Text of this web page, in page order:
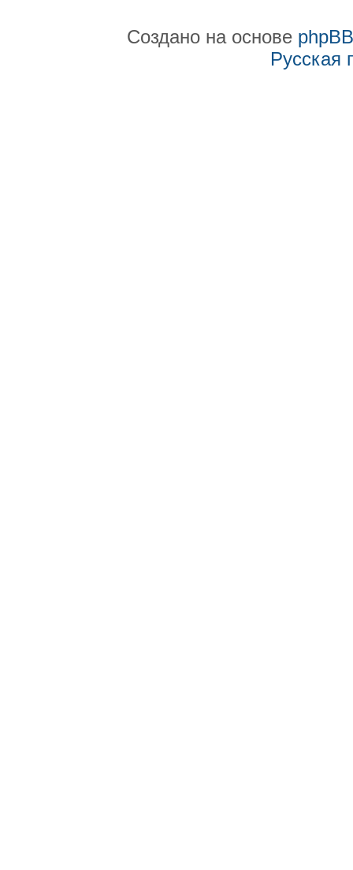
Создано на основе phpBB
Русская